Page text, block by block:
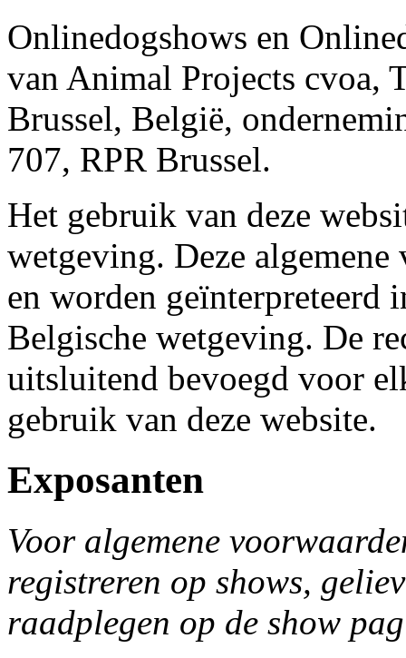
Onlinedogshows en
van Animal Projects cvoa,
Brussel, België,
707, RPR Brussel.
Het gebruik van deze
wetgeving. Deze
en worden geïnterpreteerd
Belgische wetgeving. De
uitsluitend bevoegd voor
gebruik van deze website.
Exposanten
Voor algemene
registreren op shows,
raadplegen op de show